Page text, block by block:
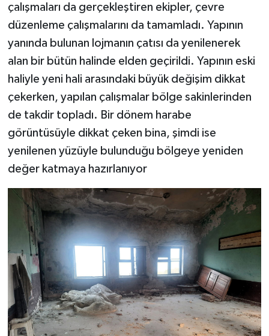
çalışmaları da gerçekleştiren ekipler, çevre
düzenleme çalışmalarını da tamamladı. Yapının
yanında bulunan lojmanın çatısı da yenilenerek
alan bir bütün halinde elden geçirildi. Yapının eski
haliyle yeni hali arasındaki büyük değişim dikkat
çekerken, yapılan çalışmalar bölge sakinlerinden
de takdir topladı. Bir dönem harabe
görüntüsüyle dikkat çeken bina, şimdi ise
yenilenen yüzüyle bulunduğu bölgeye yeniden
değer katmaya hazırlanıyor